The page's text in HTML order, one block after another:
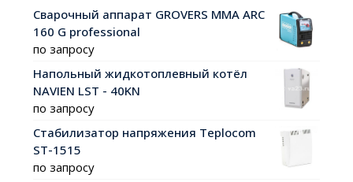
Сварочный аппарат GROVERS MMA ARC
160 G professional
по запросу
Напольный жидкотоплевный котёл
NAVIEN LST - 40KN
по запросу
Стабилизатор напряжения Teplocom
ST-1515
по запросу